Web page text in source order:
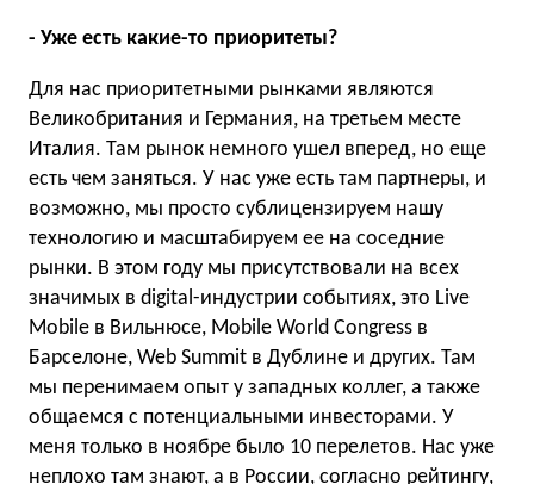
- Уже есть какие-то приоритеты?
Для нас приоритетными рынками являются
Великобритания и Германия, на третьем месте
Италия. Там рынок немного ушел вперед, но еще
есть чем заняться. У нас уже есть там партнеры, и
возможно, мы просто сублицензируем нашу
технологию и масштабируем ее на соседние
рынки. В этом году мы присутствовали на всех
значимых в digital-индустрии событиях, это Live
Mobile в Вильнюсе, Mobile World Congress в
Барселоне, Web Summit в Дублине и других. Там
мы перенимаем опыт у западных коллег, а также
общаемся с потенциальными инвесторами. У
меня только в ноябре было 10 перелетов. Нас уже
неплохо там знают, а в России, согласно рейтингу,